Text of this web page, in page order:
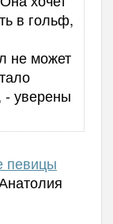
в гольф,
не может
- уверены
певицы